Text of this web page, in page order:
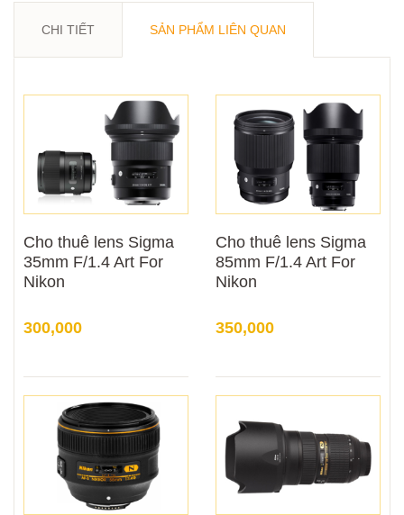
CHI TIẾT SẢN PHẨM LIÊN QUAN
Cho thuê lens Sigma
35mm F/1.4 Art For
Nikon
300,000
Cho thuê lens Sigma
85mm F/1.4 Art For
Nikon
350,000